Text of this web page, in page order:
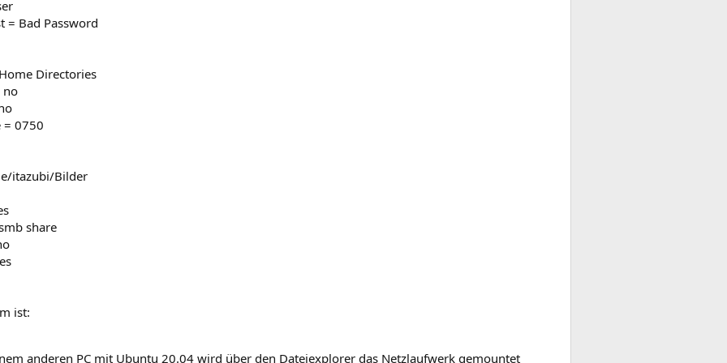
= Bad Password
Directories
no
= 0750
itazubi/Bilder
share
ist:
anderen PC mit Ubuntu 20.04 wird über den Dateiexplorer das Netzlaufwerk gemountet